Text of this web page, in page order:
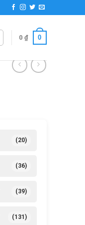
0 ₫ 0
(20)
(36)
(39)
(131)